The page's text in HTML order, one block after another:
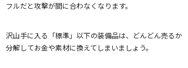
フルだと攻撃が間に合わなくなります。
沢山手に入る「標準」以下の装備品は、どんどん売るか
分解してお金や素材に換えてしまいましょう。